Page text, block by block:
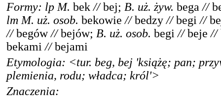
Formy: lp M. bek // bej; B. uż. żyw. bega //
lm M. uż. osob. bekowie // bedzy // begi //
// begów // bejów; B. uż. osob. begi // beje //
bekami // bejami
Etymologia: <tur. beg, bej 'książę; pan;
plemienia, rodu; władca; król'>
Znaczenia: